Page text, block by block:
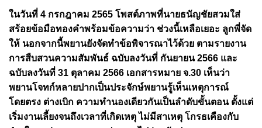
ในวันที่ 4 กรกฎาคม 2565 โพสต์ภาพที่นายธนัญชัยสวมใส่
สร้อยข้อมือทองคําพร้อมข้อความว่า ช่วงนี้เหลือเยอะ ลูกพี่จัด
ให้ นอกจากนี้พยานยังจัดทําข้อพิจารณาไว้ด้วย ตามรายงาน
การสืบสวนความสัมพันธ์ ฉบับลงวันที่ กันยายน 2566 และ
ฉบับลงวันที่ 31 ตุลาคม 2566 เอกสารหมาย จ.30 เห็นว่า
พยานโจทก์หลายปากเป็นประจักษ์พยานรู้เห็นเหตุการณ์
โดยตรง ต่างเบิก ความทํานองเดียวกันเป็นลําดับขั้นตอน ตั้งแต่
เริ่มงานเลี้ยงจนถึงเวลาที่เกิดเหตุ ไม่มีสาเหตุ โกรธเคืองกับ